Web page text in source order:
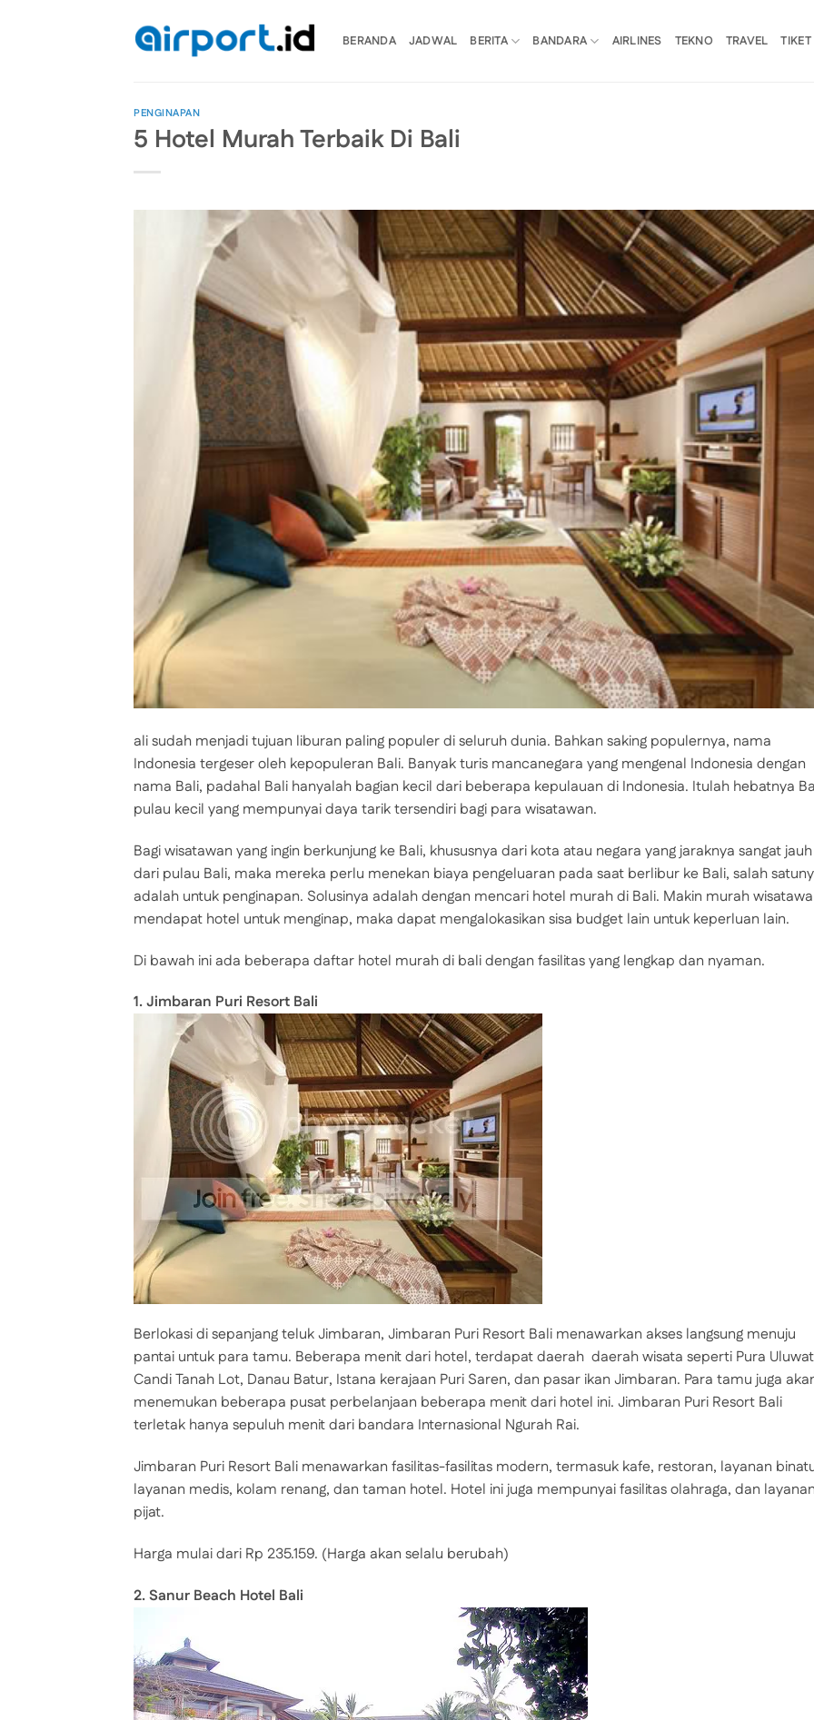
BERANDA JADWAL BERITA BANDARA AIRLINES TEKNO TRAVEL TIKET
PENGINAPAN
5 Hotel Murah Terbaik Di Bali
ali sudah menjadi tujuan liburan paling populer di seluruh dunia. Bahkan saking populernya, nama
Indonesia tergeser oleh kepopuleran Bali. Banyak turis mancanegara yang mengenal Indonesia dengan
nama Bali, padahal Bali hanyalah bagian kecil dari beberapa kepulauan di Indonesia. Itulah hebatnya
pulau kecil yang mempunyai daya tarik tersendiri bagi para wisatawan.
Bagi wisatawan yang ingin berkunjung ke Bali, khususnya dari kota atau negara yang jaraknya sangat jauh
dari pulau Bali, maka mereka perlu menekan biaya pengeluaran pada saat berlibur ke Bali, salah
adalah untuk penginapan. Solusinya adalah dengan mencari hotel murah di Bali. Makin murah
mendapat hotel untuk menginap, maka dapat mengalokasikan sisa budget lain untuk keperluan lain.
Di bawah ini ada beberapa daftar hotel murah di bali dengan fasilitas yang lengkap dan nyaman.
1. Jimbaran Puri Resort Bali
Berlokasi di sepanjang teluk Jimbaran, Jimbaran Puri Resort Bali menawarkan akses langsung menuju
pantai untuk para tamu. Beberapa menit dari hotel, terdapat daerah  daerah wisata seperti Pura
Candi Tanah Lot, Danau Batur, Istana kerajaan Puri Saren, dan pasar ikan Jimbaran. Para tamu juga
menemukan beberapa pusat perbelanjaan beberapa menit dari hotel ini. Jimbaran Puri Resort Bali
terletak hanya sepuluh menit dari bandara Internasional Ngurah Rai.
Jimbaran Puri Resort Bali menawarkan fasilitas-fasilitas modern, termasuk kafe, restoran, layanan
layanan medis, kolam renang, dan taman hotel. Hotel ini juga mempunyai fasilitas olahraga, dan
pijat.
Harga mulai dari Rp 235.159. (Harga akan selalu berubah)
2. Sanur Beach Hotel Bali